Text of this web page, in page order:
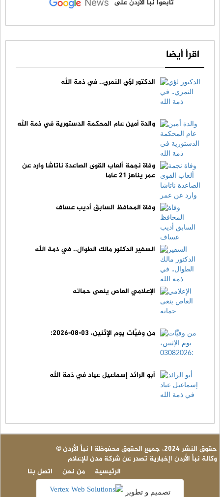
تابعوا نبأ الأردن على
اقرأ أيضا
الدكتور لؤي النمري.. في ذمة الله
والدة أمين عام المحكمة الدستورية في ذمة الله
وفاة نجمة ألعاب القوى الصاعدة ناتاشا وارد عن
عمر يناهز 21 عاما
وفاة المحافظ السابق أديب عساف
السفير الدكتور مالك الطوال.. في ذمة الله
الإعلامي العاص ينعى حماته
من وفيَّات يوم الإثنين، 03-08-2026:
أبو الرائد إسماعيل عياد في ذمة الله
© حقوق النشر 2024، جميع الحقوق محفوظة | نبأ الأردن
وكالة نبأ الأردن اإخبارية تصدر عن شركة مدن للإعلام
اتصل بنا
من نحن الرئيسية
تصميم و تطوير